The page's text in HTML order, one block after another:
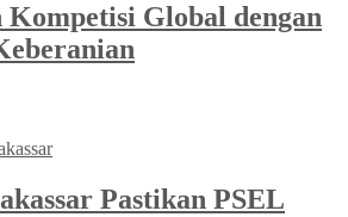
Global dengan
Pastikan PSEL